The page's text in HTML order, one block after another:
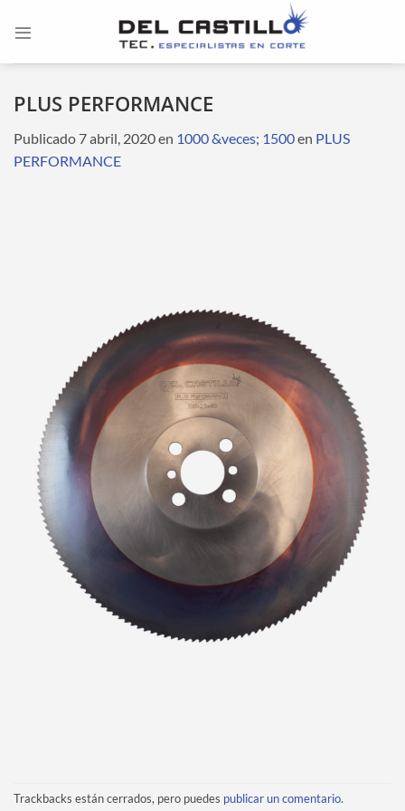
PLUS PERFORMANCE
Publicado 7 abril, 2020en 1000 &veces; 1500en PLUS
PERFORMANCE
Trackbacks están cerrados, pero puedes publicar un comentario.